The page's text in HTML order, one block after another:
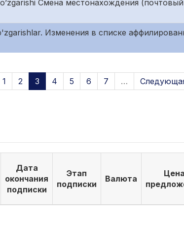
Смена местонахождения
Изменения в списке
1 2 3 4 5 6 7 …
Дата
окончания
подписки
Этап
подписки
Валюта
Цена